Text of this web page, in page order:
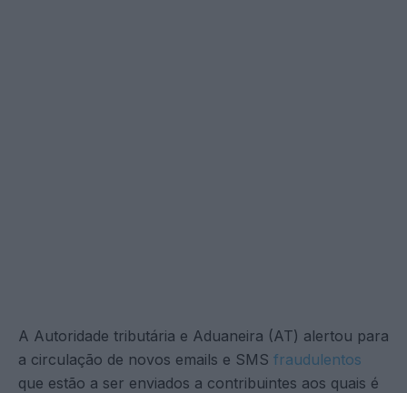
A Autoridade tributária e Aduaneira (AT) alertou para
a circulação de novos emails e SMS fraudulentos
que estão a ser enviados a contribuintes aos quais é